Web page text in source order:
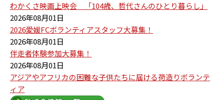
わかくさ映画上映会 「104歳、哲代さんのひとり暮らし」
2026年08月01日
2026愛媛FCボランティアスタッフ大募集！
2026年08月01日
伴走者体験参加大募集！
2026年08月01日
アジアやアフリカの困難な子供たちに届ける荷造りボランテ
ィア